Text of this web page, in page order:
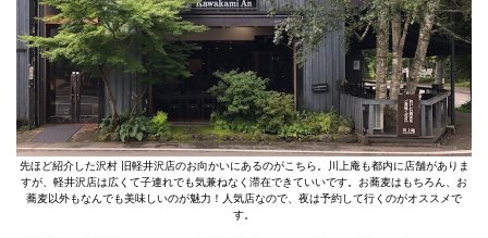
先ほど紹介した沢村 旧軽井沢店のお向かいにあるのがこちら。川上庵も都内に店舗がありま
すが、軽井沢店は広くて子連れでも気兼ねなく滞在できていいです。お蕎麦はもちろん、お
蕎麦以外もなんでも美味しいのが魅力！人気店なので、夜は予約して行くのがオススメで
す。